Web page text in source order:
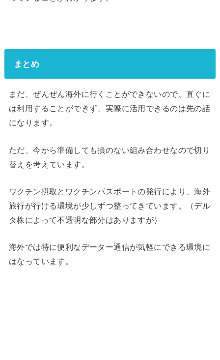
まとめ
まだ、ぜんぜん海外に行くことができないので、直ぐに
は利用することができず、実際に活用できるのは先の話
になります。
ただ、今から準備しても損のない組み合わせなので切り
替えを考えています。
ワクチン摂取とワクチンパスポートの発行により、海外
旅行が行ける環境が少しずつ整ってきています。（デル
タ株によって不透明な部分はありますが）
海外では特に便利なデーター通信が気軽にできる環境に
はなっています。